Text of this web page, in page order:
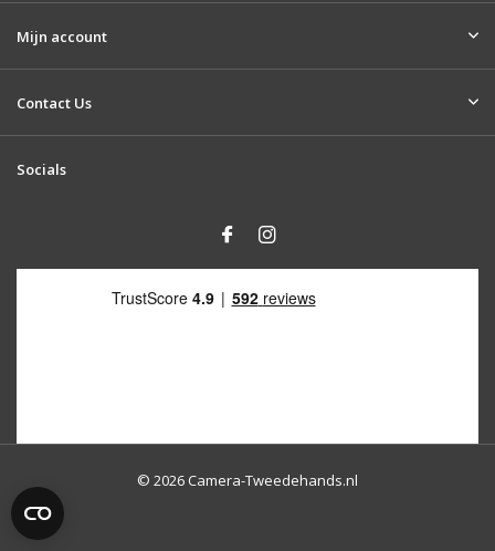
Mijn account
Contact Us
Socials
© 2026 Camera-Tweedehands.nl